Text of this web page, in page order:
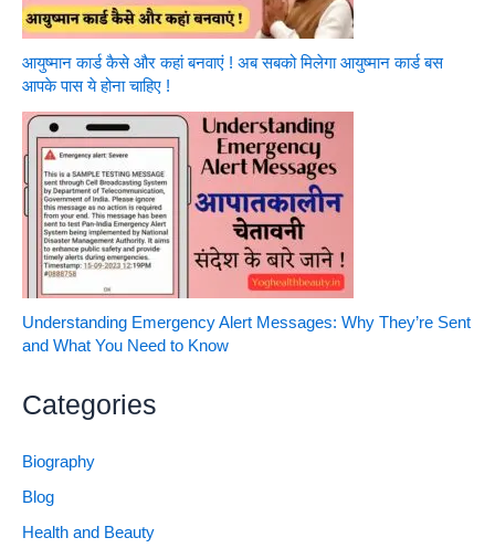
आयुष्मान कार्ड कैसे और कहां बनवाएं ! अब सबको मिलेगा आयुष्मान कार्ड बस
आपके पास ये होना चाहिए !
Understanding Emergency Alert Messages: Why They’re Sent
and What You Need to Know
Categories
Biography
Blog
Health and Beauty